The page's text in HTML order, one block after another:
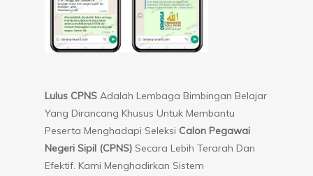
Lulus CPNS Adalah Lembaga Bimbingan Belajar
Yang Dirancang Khusus Untuk Membantu
Peserta Menghadapi Seleksi Calon Pegawai
Negeri Sipil (CPNS) Secara Lebih Terarah Dan
Efektif. Kami Menghadirkan Sistem